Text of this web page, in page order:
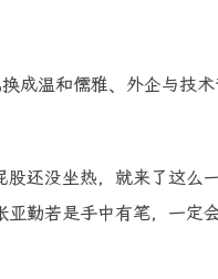
成温和儒雅、外企与技
还没坐热，就来了这么
勤若是手中有笔，一定